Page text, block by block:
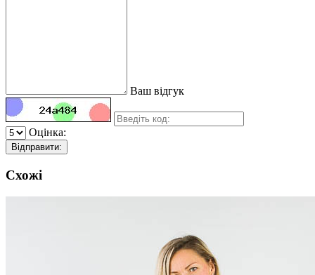
Ваш відгук
Оцінка:
Відправити:
Схожі